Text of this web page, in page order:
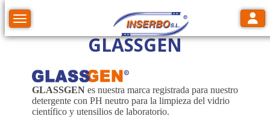
Toggle navigation
GLASSGEN
GLASSGEN es nuestra marca registrada para nuestro
detergente con PH neutro para la limpieza del vidrio
científico y utensilios de laboratorio.